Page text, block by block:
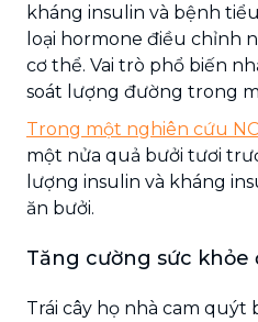
kháng insulin và bệnh
loại hormone điều chỉnh
cơ thể. Vai trò phổ biến
soát lượng đường trong
Trong một nghiên cứu
một nửa quả bưởi tươi
lượng insulin và kháng
ăn bưởi.
Tăng cường sức
Trái cây họ nhà cam quýt